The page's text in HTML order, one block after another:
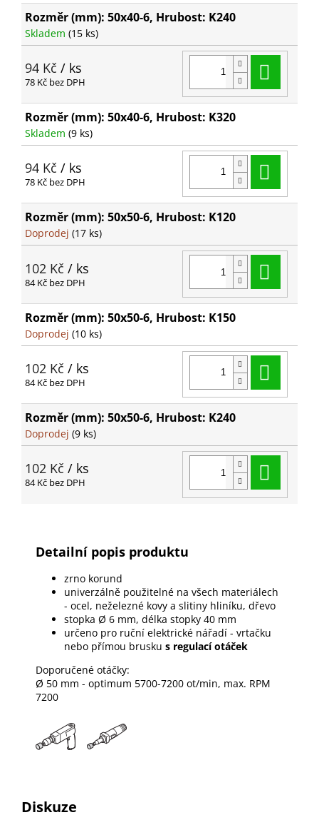
Rozměr (mm): 50x40-6, Hrubost: K240
Skladem (15 ks)
94 Kč / ks
78 Kč bez DPH
Rozměr (mm): 50x40-6, Hrubost: K320
Skladem (9 ks)
94 Kč / ks
78 Kč bez DPH
Rozměr (mm): 50x50-6, Hrubost: K120
Doprodej (17 ks)
102 Kč / ks
84 Kč bez DPH
Rozměr (mm): 50x50-6, Hrubost: K150
Doprodej (10 ks)
102 Kč / ks
84 Kč bez DPH
Rozměr (mm): 50x50-6, Hrubost: K240
Doprodej (9 ks)
102 Kč / ks
84 Kč bez DPH
Detailní popis produktu
zrno korund
univerzálně použitelné na všech materiálech
- ocel, neželezné kovy a slitiny hliníku, dřevo
stopka Ø 6 mm, délka stopky 40 mm
určeno pro ruční elektrické nářadí - vrtačku
nebo přímou brusku s regulací otáček
Doporučené otáčky:
Ø 50 mm - optimum 5700-7200 ot/min, max. RPM
7200
Diskuze